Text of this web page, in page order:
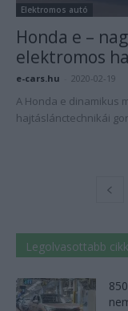
Elektromos autó
Honda e –
elektromos
e-cars.hu 2020-02-19
A Honda e dinamikus
hajtáslánctechnikái
Legolvasottabb